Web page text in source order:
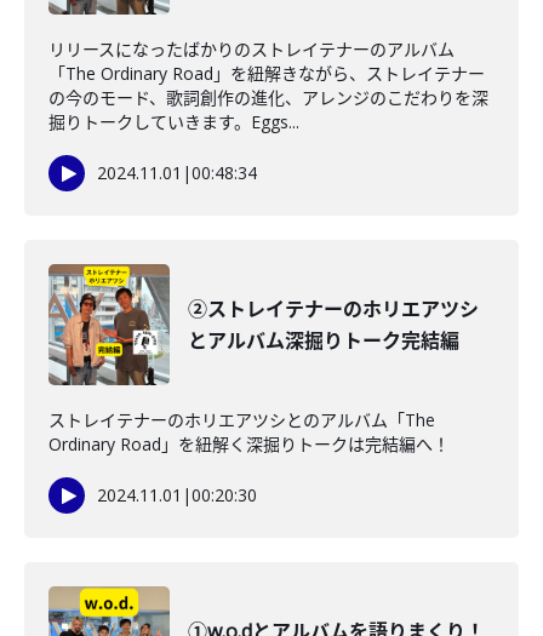
リリースになったばかりのストレイテナーのアルバム
「The Ordinary Road」を紐解きながら、ストレイテナー
の今のモード、歌詞創作の進化、アレンジのこだわりを深
掘りトークしていきます。Eggs...
2024.11.01 |00:48:34
②ストレイテナーのホリエアツシ
とアルバム深掘りトーク完結編
ストレイテナーのホリエアツシとのアルバム「The
Ordinary Road」を紐解く深掘りトークは完結編へ！
2024.11.01 |00:20:30